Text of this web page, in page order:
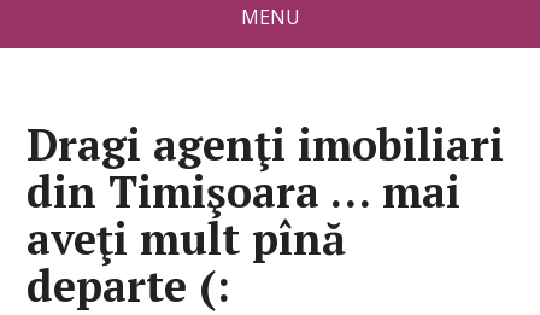
MENU
Dragi agenţi imobiliari
din Timişoara … mai
aveţi mult pînă
departe (: